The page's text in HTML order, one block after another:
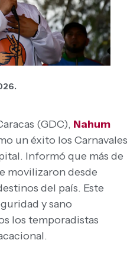
(GDC), Nahum
un éxito los Carnavales
Informó que más de
movilizaron desde
del país. Este
y sano
los temporadistas